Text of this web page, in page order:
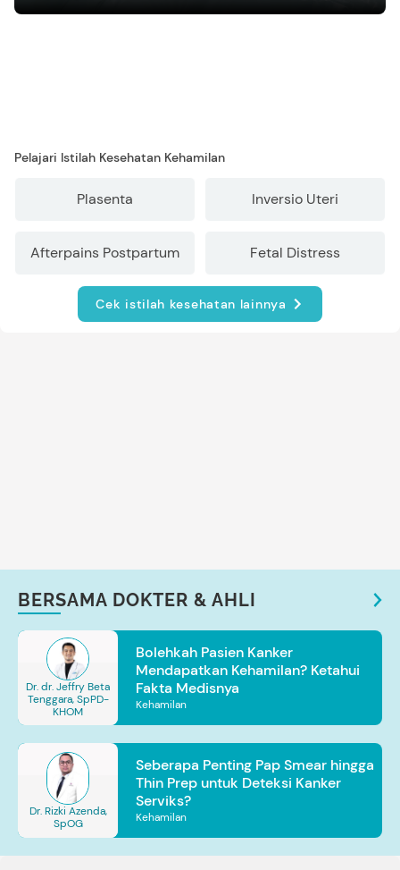
Pelajari Istilah Kesehatan Kehamilan
Plasenta Inversio Uteri
Afterpains Postpartum Fetal Distress
Cek istilah kesehatan lainnya
BERSAMA DOKTER & AHLI
Dr. dr. Jeffry Beta
Tenggara, SpPD-
KHOM
Bolehkah Pasien Kanker
Mendapatkan Kehamilan? Ketahui
Fakta Medisnya
Kehamilan
Dr. Rizki Azenda,
SpOG
Seberapa Penting Pap Smear hingga
Thin Prep untuk Deteksi Kanker
Serviks?
Kehamilan